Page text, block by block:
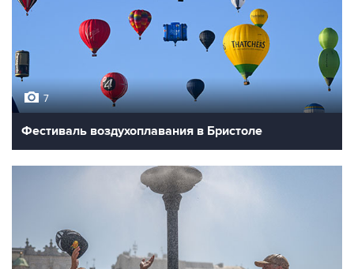
7
Фестиваль воздухоплавания в Бристоле